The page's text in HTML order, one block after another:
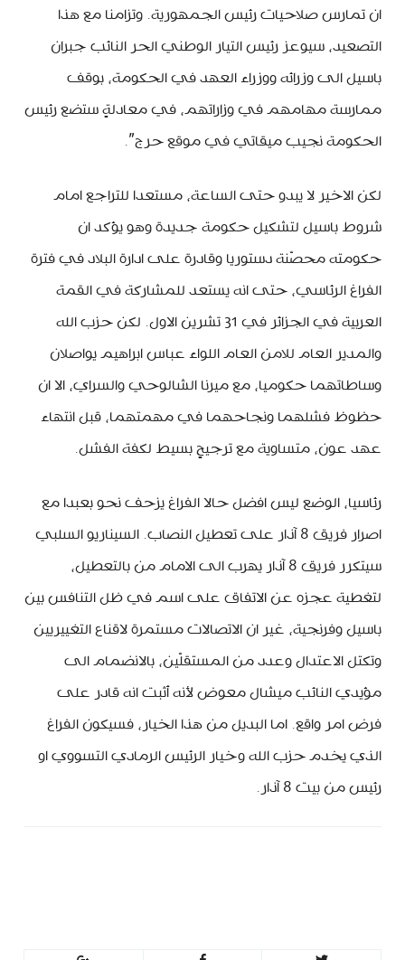
ان تمارس صلاحيات رئيس الجمهورية. وتزامنا مع هذا
التصعيد، سيوعز رئيس التيار الوطني الحر النائب جبران
باسيل الى وزرائه ووزراء العهد في الحكومة، بوقف
ممارسة مهامهم في وزاراتهم، في معادلةٍ ستضع رئيس
الحكومة نجيب ميقاتي في موقع حرج”.
لكن الاخير لا يبدو حتى الساعة، مستعدا للتراجع امام
شروط باسيل لتشكيل حكومة جديدة وهو يؤكد ان
حكومته محصّنة دستوريا وقادرة على ادارة البلاد في فترة
الفراغ الرئاسي، حتى انه يستعد للمشاركة في القمة
العربية في الجزائر في 31 تشرين الاول. لكن حزب الله
والمدير العام للامن العام اللواء عباس ابراهيم يواصلان
وساطاتهما حكوميا، مع ميرنا الشالوحي والسراي، الا ان
حظوظ فشلهما ونجاحهما في مهمتهما، قبل انتهاء
عهد عون، متساوية مع ترجيحٍ بسيط لكفة الفشل.
رئاسيا، الوضع ليس افضل حالا الفراغ يزحف نحو بعبدا مع
اصرار فريق 8 آذار على تعطيل النصاب. السيناريو السلبي
سيتكرر فريق 8 آذار يهرب الى الامام من بالتعطيل،
لتغطية عجزه عن الاتفاق على اسم في ظل التنافس بين
باسيل وفرنجية، غير ان الاتصالات مستمرة لاقناع التغييريين
وتكتل الاعتدال وعدد من المستقلّين، بالانضمام الى
مؤيدي النائب ميشال معوض لأنه أثبت انه قادر على
فرض امر واقع. اما البديل من هذا الخيار، فسيكون الفراغ
الذي يخدم حزب الله وخيار الرئيس الرمادي التسووي او
رئيس من بيت 8 آذار.